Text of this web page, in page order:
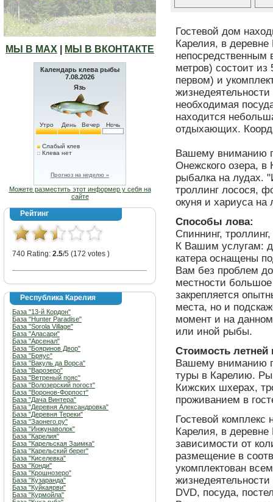
МЫ В МАХ МЫ В ВКОНТАКТЕ
Календарь клева рыбы
7.08.2026
Язь
Утро День Вечер Ночь
Слабый клев
Клева нет
Прогноз на неделю »
Можете разместить этот информер у себя на
сайте
Рейтинг
740 Rating: 2.5/5 (172 votes )
Республика Карелия
База "13-й Кордон"
База "Hunter Paradise"
База "Sorola Village"
База "Аласари"
База "Арсенал"
База "Бояринов Двор"
База "Бряус"
База "Вакуль да Ворса"
База "Варозеро"
База "Ветреный пояс"
База "Волозерский погост"
База "Воронов-Форпост"
База "Дача Винтера"
База "Деревня Александровка"
База "Деревня Тереки"
База "Заонего.ру"
База "Инжунаволок"
База "Карелия"
База "Карельская Заимка"
База "Карельский берег"
База "Киселевка"
База "Конди"
База "Крошнозеро"
База "Кузаранда"
База "Куйкаярви"
База "Курмойла"
Гостевой дом
Карелия, в деревне
непосредственным
метров) состоит
первом) и
необходимая
находится
отдыхающих.
Вашему вниманию
Онежского озера, в
рыбалка на лудах.
троллинг лосося,
окуня и хариуса на
Способы лова:
Спиннинг,
К Вашим услугам:
катера оснащены
Вам без проблем
местности
закрепляется
места, но и
момент и на
или иной рыбы.
Стоимость
Вашему вниманию
туры в Карелию.
Кижских шхерах,
проживанием в
Гостевой комплекс
Карелия, в деревне
зависимости от
размещение в
укомплектован
жизнедеятельности
DVD, посуда,